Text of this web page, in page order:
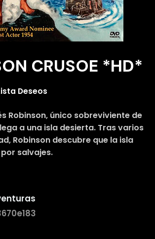
CRUSOE *HD*
Deseos
Robinson, único sobreviviente de
a una isla desierta. Tras varios
Robinson descubre que la isla
salvajes.